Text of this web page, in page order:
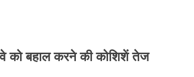
को बहाल करने की कोशिशें तेज